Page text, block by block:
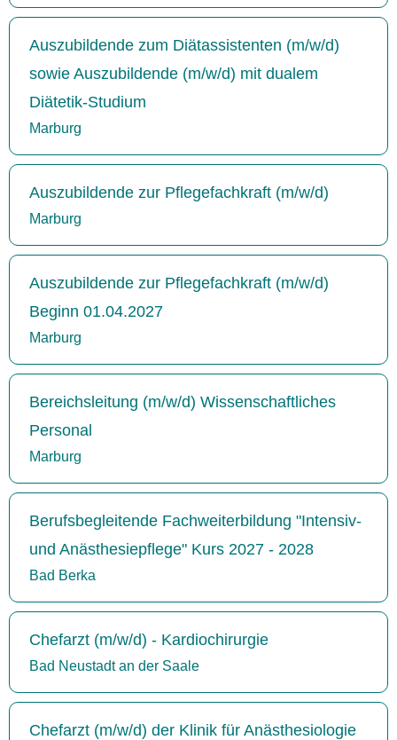
Auszubildende zum Diätassistenten (m/w/d)
sowie Auszubildende (m/w/d) mit dualem
Diätetik-Studium
Marburg
Auszubildende zur Pflegefachkraft (m/w/d)
Marburg
Auszubildende zur Pflegefachkraft (m/w/d)
Beginn 01.04.2027
Marburg
Bereichsleitung (m/w/d) Wissenschaftliches
Personal
Marburg
Berufsbegleitende Fachweiterbildung "Intensiv-
und Anästhesiepflege" Kurs 2027 - 2028
Bad Berka
Chefarzt (m/w/d) - Kardiochirurgie
Bad Neustadt an der Saale
Chefarzt (m/w/d) der Klinik für Anästhesiologie